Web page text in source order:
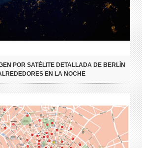
POR SATÉLITE DETALLADA DE BERLÍN
EN LA NOCHE